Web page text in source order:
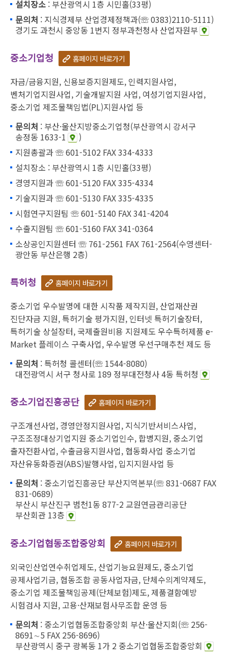
설치장소 : 부산광역시 1층 시민홀(33평)
문의처 : 지식경제부 산업경제정책과(☏ 0383)2110-5111)
경기도 과천시 중앙동 1번지 정부과천청사 산업자원부
중소기업청 홈페이지 바로가기
자금/금융지원, 신용보증지원제도, 인력지원사업,
벤처기업지원사업, 기술개발지원 사업, 여성기업지원사업,
중소기업 제조물책임법(PL)지원사업 등
문의처 : 부산·울산지방중소기업청(부산광역시 강서구
송정동 1633-1
)
지원총괄과 ☏ 601-5102 FAX 334-4333
설치장소 : 부산광역시 1층 시민홀(33평)
경영지원과 ☏ 601-5120 FAX 335-4334
기술지원과 ☏ 601-5130 FAX 335-4335
시험연구지원팀 ☏ 601-5140 FAX 341-4204
수출지원팀 ☏ 601-5160 FAX 341-0364
소상공인지원센터 ☏ 761-2561 FAX 761-2564(수영센터-
광안동 부산은행 2층)
특허청 홈페이지 바로가기
중소기업 우수발명에 대한 시작품 제작지원, 산업재산권
진단자금 지원, 특허기술 평가지원, 인터넷 특허기술장터,
특허기술 상설장터, 국제출원비용 지원제도 우수특허제품 e-
Market 플레이스 구축사업, 우수발명 우선구매추천 제도 등
문의처 : 특허청 콜센터(☏ 1544-8080)
대전광역시 서구 청사로 189 정부대전청사 4동 특허청
중소기업진흥공단 홈페이지 바로가기
구조개선사업, 경영안정지원사업, 지식기반서비스사업,
구조조정대상기업지원 중소기업인수, 합병지원, 중소기업
출자전환사업, 수출금융지원사업, 협동화사업 중소기업
자산유동화증권(ABS)발행사업, 입지지원사업 등
문의처 : 중소기업진흥공단 부산지역본부(☏ 831-0687 FAX
831-0689)
부산시 부산진구 범천1동 877-2 교원연금관리공단
부산회관 13층
중소기업협동조합중앙회 홈페이지 바로가기
외국인산업연수취업제도, 산업기능요원제도, 중소기업
공제사업기금, 협동조합 공동사업자금, 단체수의계약제도,
중소기업 제조물책임공제(단체보험)제도, 제품결함예방
시험검사 지원, 고용·산재보험사무조합 운영 등
문의처 : 중소기업협동조합중앙회 부산·울산지회(☏ 256-
8691∼5 FAX 256-8696)
부산광역시 중구 광복동 1가 2 중소기업협동조합중앙회